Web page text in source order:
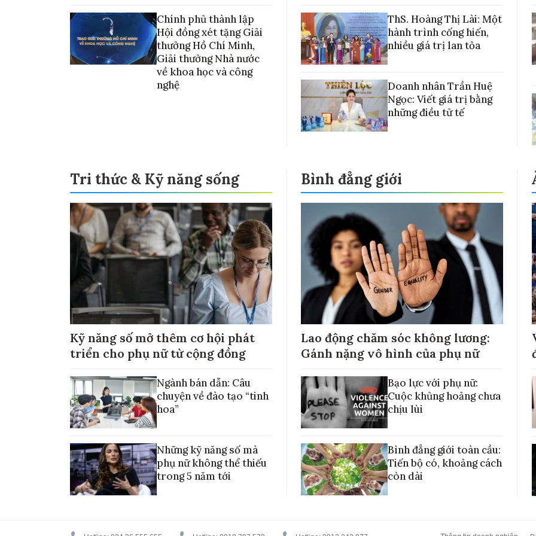
Chính phủ thành lập
Hội đồng xét tặng Giải
thưởng Hồ Chí Minh,
Giải thưởng Nhà nước
về khoa học và công
nghệ
ThS. Hoàng Thị Lài: Một
hành trình cống hiến,
nhiều giá trị lan tỏa
Doanh nhân Trần Huệ
Ngọc: Viết giá trị bằng
những điều tử tế
Tri thức & Kỹ năng sống
Kỹ năng số mở thêm cơ hội phát
triển cho phụ nữ từ cộng đồng
Ngành bán dẫn: Câu
chuyện về đào tạo “tinh
hoa”
Những kỹ năng số mà
phụ nữ không thể thiếu
trong 5 năm tới
Bình đẳng giới
Lao động chăm sóc không lương:
Gánh nặng vô hình của phụ nữ
Bạo lực với phụ nữ:
Cuộc khủng hoảng chưa
chịu lùi
Bình đẳng giới toàn cầu:
Tiến bộ có, khoảng cách
còn dài